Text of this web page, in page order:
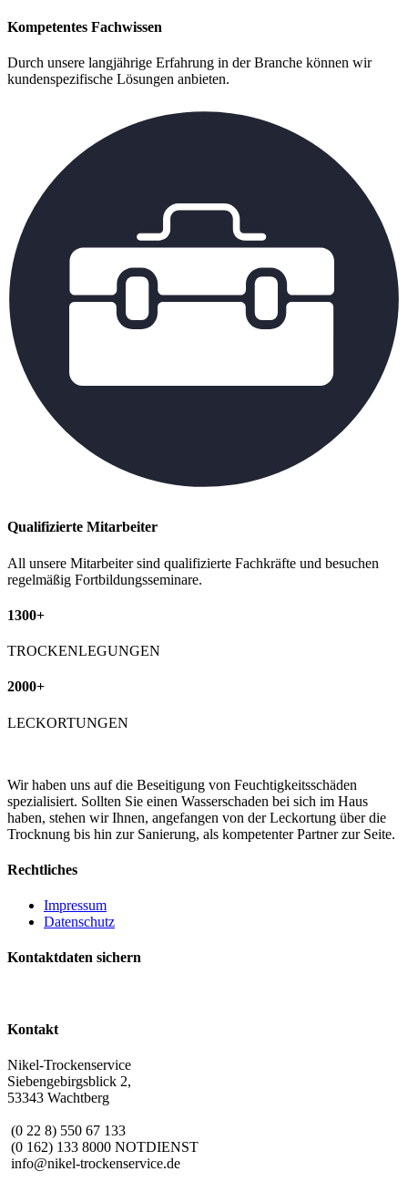
Kompetentes Fachwissen
Durch unsere langjährige Erfahrung in der Branche können wir
kundenspezifische Lösungen anbieten.
Qualifizierte Mitarbeiter
All unsere Mitarbeiter sind qualifizierte Fachkräfte und besuchen
regelmäßig Fortbildungsseminare.
1300+
TROCKENLEGUNGEN
2000+
LECKORTUNGEN
Wir haben uns auf die Beseitigung von Feuchtigkeitsschäden
spezialisiert. Sollten Sie einen Wasserschaden bei sich im Haus
haben, stehen wir Ihnen, angefangen von der Leckortung über die
Trocknung bis hin zur Sanierung, als kompetenter Partner zur Seite.
Rechtliches
Impressum
Datenschutz
Kontaktdaten sichern
Kontakt
Nikel-Trockenservice
Siebengebirgsblick 2,
53343 Wachtberg
(0 22 8) 550 67 133
(0 162) 133 8000 NOTDIENST
info@nikel-trockenservice.de